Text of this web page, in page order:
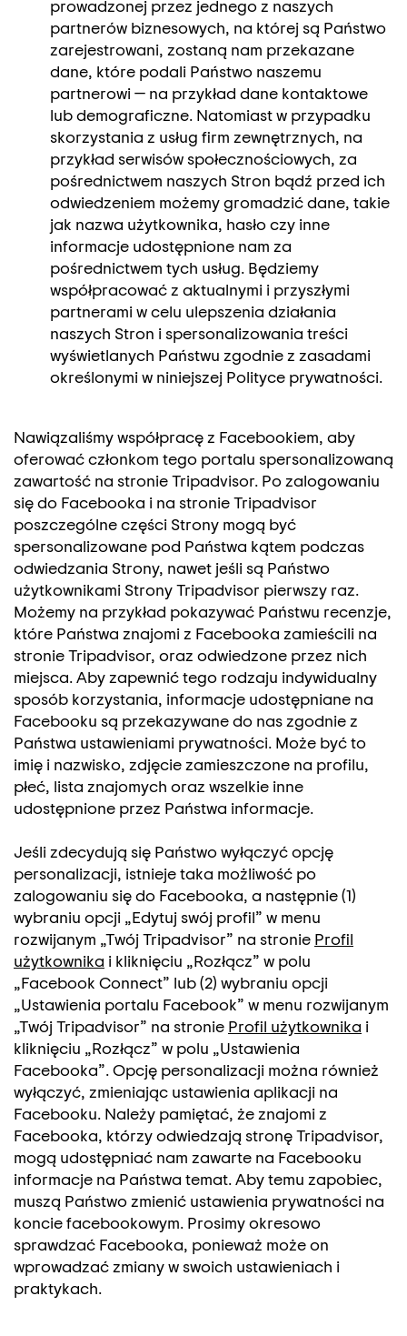
prowadzonej przez jednego z naszych
partnerów biznesowych, na której są Państwo
zarejestrowani, zostaną nam przekazane
dane, które podali Państwo naszemu
partnerowi — na przykład dane kontaktowe
lub demograficzne. Natomiast w przypadku
skorzystania z usług firm zewnętrznych, na
przykład serwisów społecznościowych, za
pośrednictwem naszych Stron bądź przed ich
odwiedzeniem możemy gromadzić dane, takie
jak nazwa użytkownika, hasło czy inne
informacje udostępnione nam za
pośrednictwem tych usług. Będziemy
współpracować z aktualnymi i przyszłymi
partnerami w celu ulepszenia działania
naszych Stron i spersonalizowania treści
wyświetlanych Państwu zgodnie z zasadami
określonymi w niniejszej Polityce prywatności.
Nawiązaliśmy współpracę z Facebookiem, aby
oferować członkom tego portalu spersonalizowaną
zawartość na stronie Tripadvisor. Po zalogowaniu
się do Facebooka i na stronie Tripadvisor
poszczególne części Strony mogą być
spersonalizowane pod Państwa kątem podczas
odwiedzania Strony, nawet jeśli są Państwo
użytkownikami Strony Tripadvisor pierwszy raz.
Możemy na przykład pokazywać Państwu recenzje,
które Państwa znajomi z Facebooka zamieścili na
stronie Tripadvisor, oraz odwiedzone przez nich
miejsca. Aby zapewnić tego rodzaju indywidualny
sposób korzystania, informacje udostępniane na
Facebooku są przekazywane do nas zgodnie z
Państwa ustawieniami prywatności. Może być to
imię i nazwisko, zdjęcie zamieszczone na profilu,
płeć, lista znajomych oraz wszelkie inne
udostępnione przez Państwa informacje.
Jeśli zdecydują się Państwo wyłączyć opcję
personalizacji, istnieje taka możliwość po
zalogowaniu się do Facebooka, a następnie (1)
wybraniu opcji „Edytuj swój profil” w menu
rozwijanym „Twój Tripadvisor” na stronie Profil
użytkownika i kliknięciu „Rozłącz” w polu
„Facebook Connect” lub (2) wybraniu opcji
„Ustawienia portalu Facebook” w menu rozwijanym
„Twój Tripadvisor” na stronie Profil użytkownika i
kliknięciu „Rozłącz” w polu „Ustawienia
Facebooka”. Opcję personalizacji można również
wyłączyć, zmieniając ustawienia aplikacji na
Facebooku. Należy pamiętać, że znajomi z
Facebooka, którzy odwiedzają stronę Tripadvisor,
mogą udostępniać nam zawarte na Facebooku
informacje na Państwa temat. Aby temu zapobiec,
muszą Państwo zmienić ustawienia prywatności na
koncie facebookowym. Prosimy okresowo
sprawdzać Facebooka, ponieważ może on
wprowadzać zmiany w swoich ustawieniach i
praktykach.